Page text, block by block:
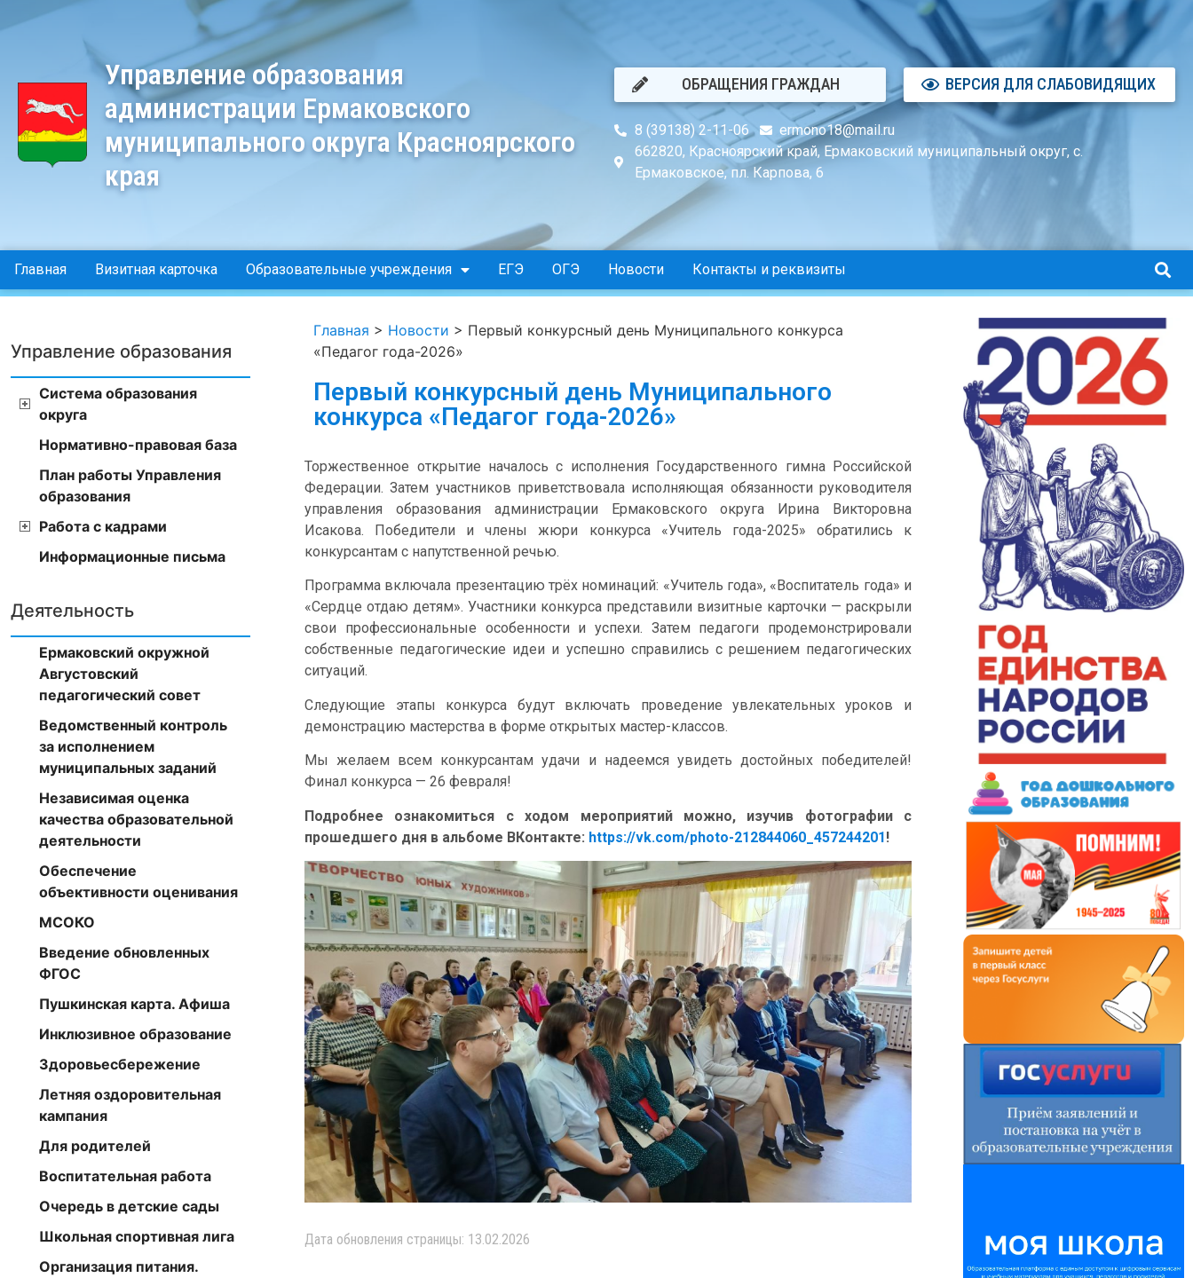
Управление образования
администрации Ермаковского
муниципального округа Красноярского
края
ОБРАЩЕНИЯ ГРАЖДАН ВЕРСИЯ ДЛЯ СЛАБОВИДЯЩИХ
8 (39138) 2-11-06
ermono18@mail.ru
662820, Красноярский край, Ермаковский муниципальный округ, с.
Ермаковское, пл. Карпова, 6
Главная Визитная карточка Образовательные учреждения ЕГЭ ОГЭ Новости Контакты и реквизиты
Управление образования
Система образования
округа
Нормативно-правовая база
План работы Управления
образования
Работа с кадрами
Информационные письма
Деятельность
Ермаковский окружной
Августовский
педагогический совет
Ведомственный контроль
за исполнением
муниципальных заданий
Независимая оценка
качества образовательной
деятельности
Обеспечение
объективности оценивания
МСОКО
Введение обновленных
ФГОС
Пушкинская карта. Афиша
Инклюзивное образование
Здоровьесбережение
Летняя оздоровительная
кампания
Для родителей
Воспитательная работа
Очередь в детские сады
Школьная спортивная лига
Организация питания.
Главная > Новости > Первый конкурсный день Муниципального конкурса
«Педагог года-2026»
Первый конкурсный день Муниципального
конкурса «Педагог года-2026»
Торжественное открытие началось с исполнения Государственного гимна Российской
Федерации. Затем участников приветствовала исполняющая обязанности руководителя
управления образования администрации Ермаковского округа Ирина Викторовна
Исакова. Победители и члены жюри конкурса «Учитель года-2025» обратились к
конкурсантам с напутственной речью.
Программа включала презентацию трёх номинаций: «Учитель года», «Воспитатель года» и
«Сердце отдаю детям». Участники конкурса представили визитные карточки — раскрыли
свои профессиональные особенности и успехи. Затем педагоги продемонстрировали
собственные педагогические идеи и успешно справились с решением педагогических
ситуаций.
Следующие этапы конкурса будут включать проведение увлекательных уроков и
демонстрацию мастерства в форме открытых мастер-классов.
Мы желаем всем конкурсантам удачи и надеемся увидеть достойных победителей!
Финал конкурса — 26 февраля!
Подробнее ознакомиться с ходом мероприятий можно, изучив фотографии с
прошедшего дня в альбоме ВКонтакте: https://vk.com/photo-212844060_457244201!
Дата обновления страницы: 13.02.2026